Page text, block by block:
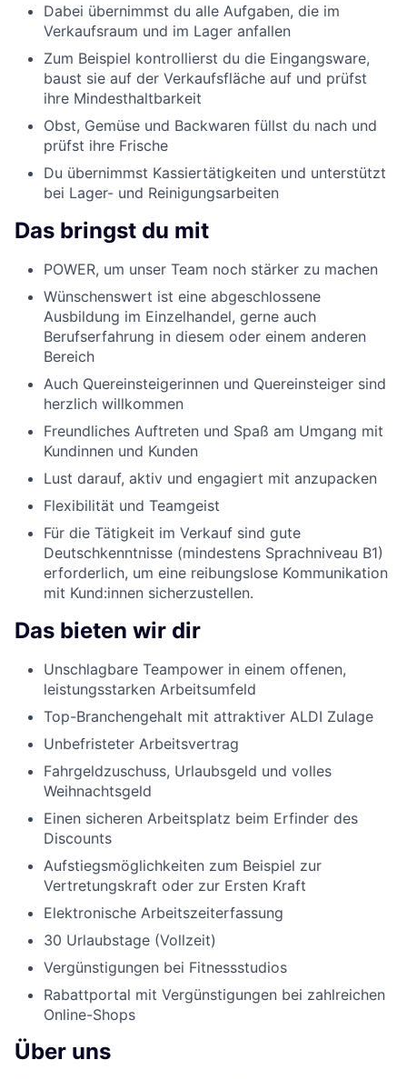
Dabei übernimmst du alle Aufgaben, die im
Verkaufsraum und im Lager anfallen
Zum Beispiel kontrollierst du die Eingangsware,
baust sie auf der Verkaufsfläche auf und prüfst
ihre Mindesthaltbarkeit
Obst, Gemüse und Backwaren füllst du nach und
prüfst ihre Frische
Du übernimmst Kassiertätigkeiten und unterstützt
bei Lager- und Reinigungsarbeiten
Das bringst du mit
POWER, um unser Team noch stärker zu machen
Wünschenswert ist eine abgeschlossene
Ausbildung im Einzelhandel, gerne auch
Berufserfahrung in diesem oder einem anderen
Bereich
Auch Quereinsteigerinnen und Quereinsteiger sind
herzlich willkommen
Freundliches Auftreten und Spaß am Umgang mit
Kundinnen und Kunden
Lust darauf, aktiv und engagiert mit anzupacken
Flexibilität und Teamgeist
Für die Tätigkeit im Verkauf sind gute
Deutschkenntnisse (mindestens Sprachniveau B1)
erforderlich, um eine reibungslose Kommunikation
mit Kund:innen sicherzustellen.
Das bieten wir dir
Unschlagbare Teampower in einem offenen,
leistungsstarken Arbeitsumfeld
Top-Branchengehalt mit attraktiver ALDI Zulage
Unbefristeter Arbeitsvertrag
Fahrgeldzuschuss, Urlaubsgeld und volles
Weihnachtsgeld
Einen sicheren Arbeitsplatz beim Erfinder des
Discounts
Aufstiegsmöglichkeiten zum Beispiel zur
Vertretungskraft oder zur Ersten Kraft
Elektronische Arbeitszeiterfassung
30 Urlaubstage (Vollzeit)
Vergünstigungen bei Fitnessstudios
Rabattportal mit Vergünstigungen bei zahlreichen
Online-Shops
Über uns